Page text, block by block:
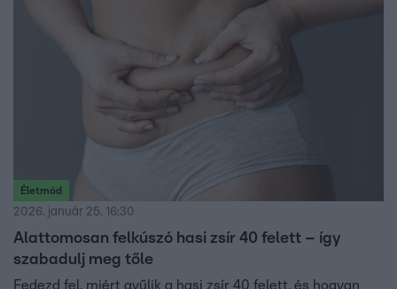
Életmód
2026. január 25. 16:30
Alattomosan felkúszó hasi zsír 40 felett – így
szabadulj meg tőle
Fedezd fel, miért gyűlik a hasi zsír 40 felett, és hogyan